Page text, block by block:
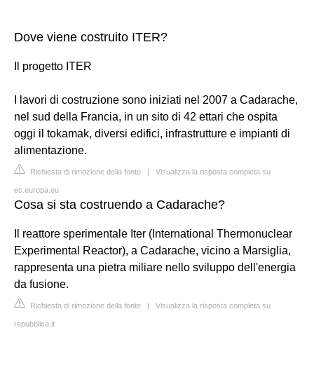
Dove viene costruito ITER?
Il progetto ITER
I lavori di costruzione sono iniziati nel 2007 a Cadarache,
nel sud della Francia, in un sito di 42 ettari che ospita
oggi il tokamak, diversi edifici, infrastrutture e impianti di
alimentazione.
Richiesta di rimozione della fonte | Visualizza la risposta completa su
ec.europa.eu
Cosa si sta costruendo a Cadarache?
Il reattore sperimentale Iter (International Thermonuclear
Experimental Reactor), a Cadarache, vicino a Marsiglia,
rappresenta una pietra miliare nello sviluppo dell'energia
da fusione.
Richiesta di rimozione della fonte | Visualizza la risposta completa su
repubblica.it